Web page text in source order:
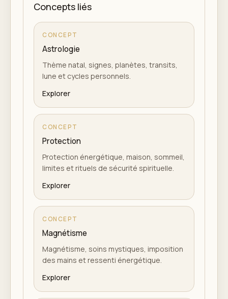
Concepts liés
CONCEPT
Astrologie
Thème natal, signes, planètes, transits,
lune et cycles personnels.
Explorer
CONCEPT
Protection
Protection énergétique, maison, sommeil,
limites et rituels de sécurité spirituelle.
Explorer
CONCEPT
Magnétisme
Magnétisme, soins mystiques, imposition
des mains et ressenti énergétique.
Explorer